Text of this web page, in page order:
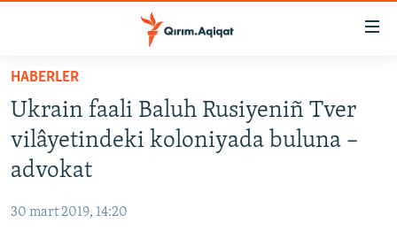
Esas
qaytmaq
Baş
navigatsiyağa
qaytmaq
Qıdıruvğa
HABERLER
SİYASET
İQTİSADİYAT
MEDENİYET
HABERLER
Ukrain faali Baluh Rusiyeniñ Tver
vilâyetindeki koloniyada buluna –
advokat
30 mart 2019, 14:20